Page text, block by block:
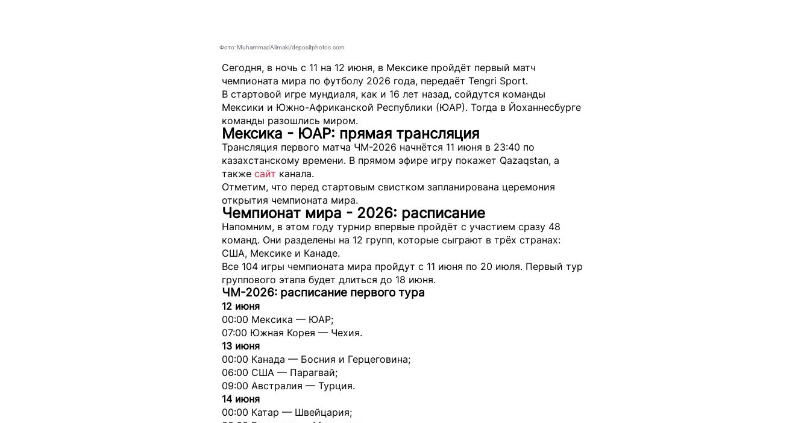
Фото: MuhammadAlimaki/depositphotos.com
Сегодня, в ночь с 11 на 12 июня, в Мексике пройдёт первый матч
чемпионата мира по футболу 2026 года, передаёт Tengri Sport.
В стартовой игре мундиаля, как и 16 лет назад, сойдутся команды
Мексики и Южно-Африканской Республики (ЮАР). Тогда в Йоханнесбурге
команды разошлись миром.
Мексика - ЮАР: прямая трансляция
Трансляция первого матча ЧМ-2026 начнётся 11 июня в 23:40 по
казахстанскому времени. В прямом эфире игру покажет Qazaqstan, а
также сайт канала.
Отметим, что перед стартовым свистком запланирована церемония
открытия чемпионата мира.
Чемпионат мира - 2026: расписание
Напомним, в этом году турнир впервые пройдёт с участием сразу 48
команд. Они разделены на 12 групп, которые сыграют в трёх странах:
США, Мексике и Канаде.
Все 104 игры чемпионата мира пройдут с 11 июня по 20 июля. Первый тур
группового этапа будет длиться до 18 июня.
ЧМ-2026: расписание первого тура
12 июня
00:00 Мексика — ЮАР;
07:00 Южная Корея — Чехия.
13 июня
00:00 Канада — Босния и Герцеговина;
06:00 США — Парагвай;
09:00 Австралия — Турция.
14 июня
00:00 Катар — Швейцария;